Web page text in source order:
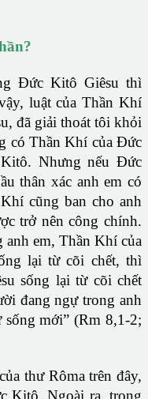
Đức Kitô Giêsu thì
luật của Thần Khí
đã giải thoát tôi khỏi
có Thần Khí của Đức
Nhưng nếu Đức
thân xác anh em có
cũng ban cho anh
trở nên công chính.
em, Thần Khí của
lại từ cõi chết, thì
sống lại từ cõi chết
đang ngự trong anh
sống mới” (Rm 8,1-2;
thư Rôma trên đây,
Kitô. Ngoài ra, trong